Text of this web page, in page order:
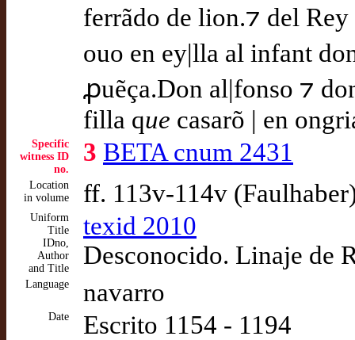
ferrãdo de lion.⁊ del Rey
ouo en ey|lla al infant
ꝓuẽça.Don al|fonso ⁊
filla que casarõ | en
Specific
witness ID
no.
3 BETA cnum 2431
Location
in volume
ff. 113v-114v
Uniform
Title
IDno,
Author
and Title
texid 2010
Desconocido. Linaje de
Language navarro
Date Escrito 1154 - 1194